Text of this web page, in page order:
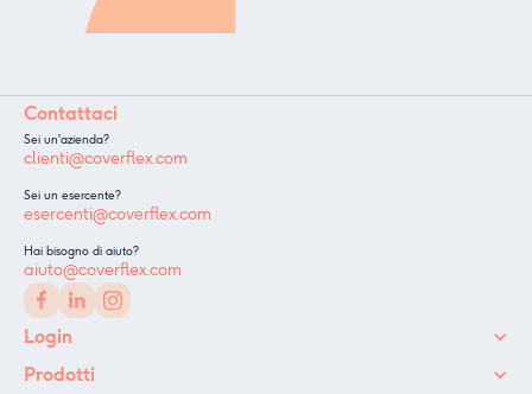
Contattaci
Sei un'azienda?
clienti@coverflex.com
Sei un esercente?
esercenti@coverflex.com
Hai bisogno di aiuto?
aiuto@coverflex.com
Login
Prodotti